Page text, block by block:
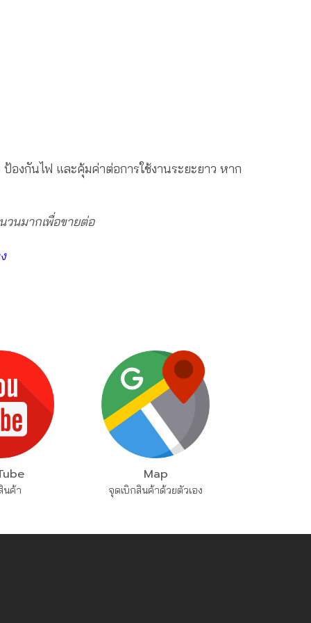
องกันไฟ และคุ้มค่าต่อการใช้งานระยะยาว หาก
นมากเพื่อขายต่อ
นค้า
Map
จุดเบิกสินค้าด้วยตัวเอง